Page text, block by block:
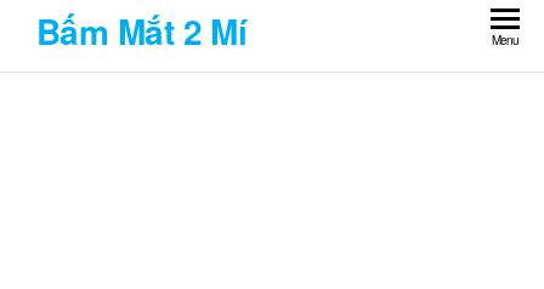
the
Bấm Mắt 2 Mí Menu